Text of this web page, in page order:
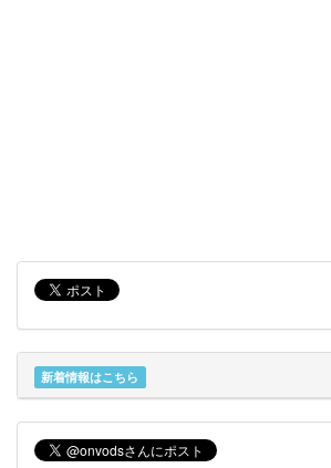
新着情報はこちら